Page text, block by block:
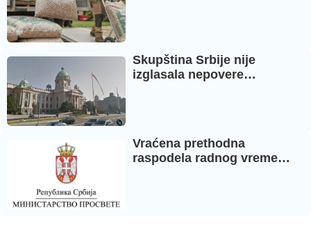
Skupština Srbije nije
izglasala nepovere…
Vraćena prethodna
raspodela radnog vreme…